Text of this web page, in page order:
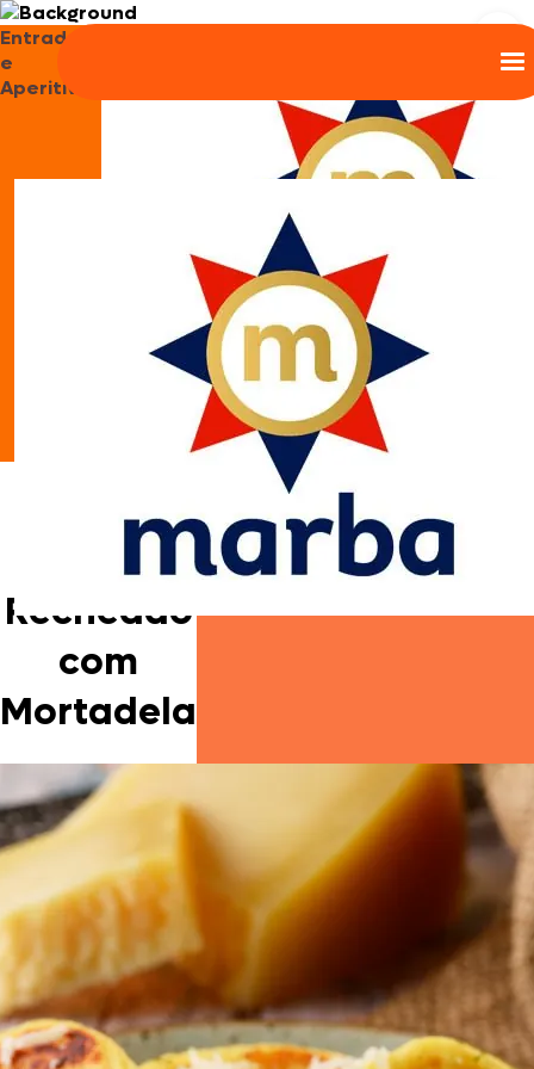
Entradas
e
Aperitivos
Nhoque
Frito
Recheado
com
Mortadela